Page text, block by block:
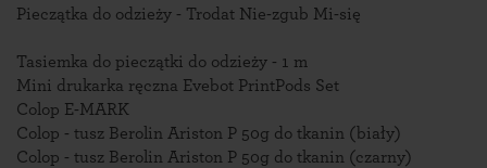
Pieczątka do odzieży - Trodat Nie-zgub Mi-się
Tasiemka do pieczątki do odzieży - 1 m
Mini drukarka ręczna Evebot PrintPods Set
Colop E-MARK
Colop - tusz Berolin Ariston P 50g do tkanin (biały)
Colop - tusz Berolin Ariston P 50g do tkanin (czarny)